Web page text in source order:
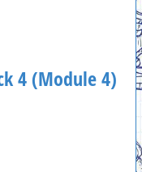
4 (Module 4)